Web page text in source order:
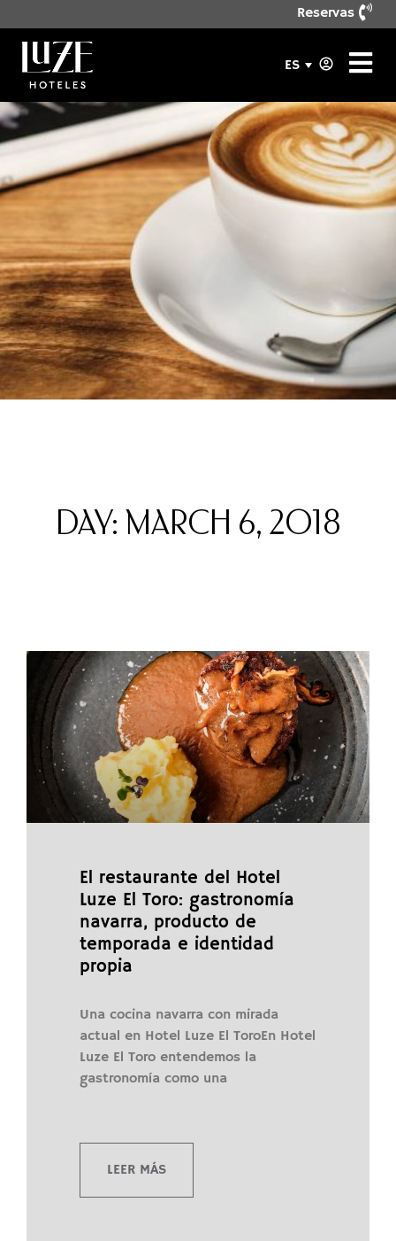
Reservas
ES
DAY: MARCH 6, 2018
El restaurante del Hotel
Luze El Toro: gastronomía
navarra, producto de
temporada e identidad
propia
Una cocina navarra con mirada
actual en Hotel Luze El ToroEn Hotel
Luze El Toro entendemos la
gastronomía como una
LEER MÁS